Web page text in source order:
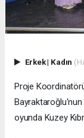
Erkek| Kadın
Proje
Bayraktaroğlu'nun
oyunda Kuzey